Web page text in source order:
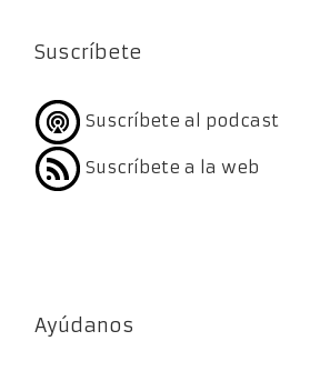
Suscríbete
Suscríbete al podcast
Suscríbete a la web
Ayúdanos